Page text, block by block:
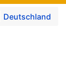
Deutschland